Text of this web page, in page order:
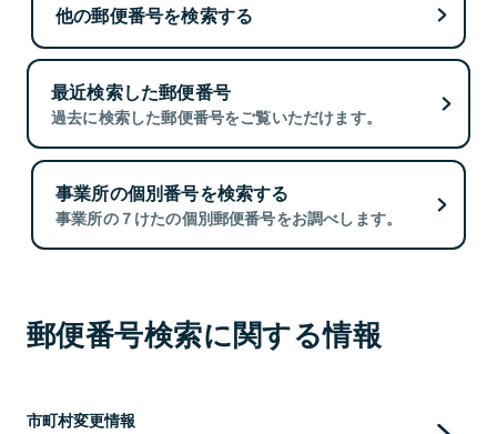
他の郵便番号を検索する
最近検索した郵便番号
過去に検索した郵便番号をご覧いただけます。
事業所の個別番号を検索する
事業所の７けたの個別郵便番号をお調べします。
郵便番号検索に関する情報
市町村変更情報